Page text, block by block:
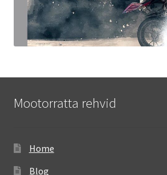
Mootorratta rehvid
Home
Blog